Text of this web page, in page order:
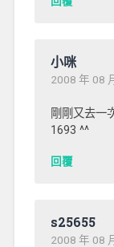
小咪
2008 年 08
剛剛又去一
1693 ^^
回覆
s25655
2008 年 08